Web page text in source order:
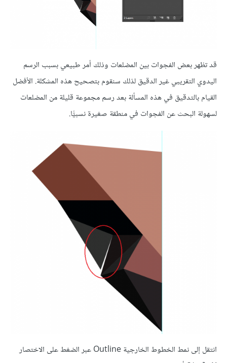
قد تظهر بعض الفجوات بين المضلعات وذلك أمر طبيعي بسبب الرسم
اليدوي التقريبي غير الدقيق لذلك سنقوم بتصحيح هذه المشكلة. الأفضل
القيام بالتدقيق في هذه المسألة بعد رسم مجموعة قليلة من المضلعات
لسهولة البحث عن الفجوات في منطقة صغيرة نسبيًّا.
انتقل إلى نمط الخطوط الخارجية Outline عبر الضغط على الاختصار